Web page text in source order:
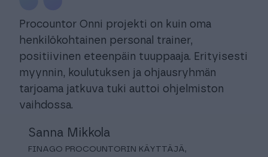
Procountor Onni projekti on kuin oma
henkilökohtainen personal trainer,
positiivinen eteenpäin tuuppaaja. Erityisesti
myynnin, koulutuksen ja ohjausryhmän
tarjoama jatkuva tuki auttoi ohjelmiston
vaihdossa.
Sanna Mikkola
FINAGO PROCOUNTORIN KÄYTTÄJÄ,